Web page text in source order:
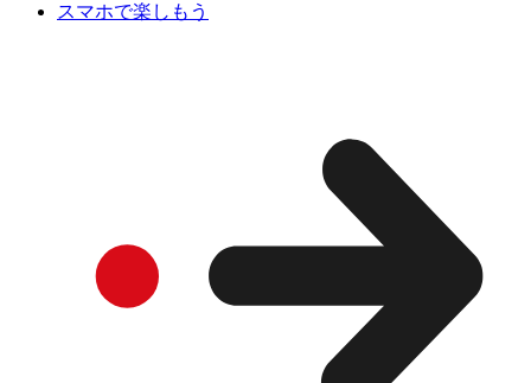
スマホで楽しもう